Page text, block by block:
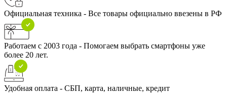
Официальная техника - Все товары официально ввезены в РФ
Работаем с 2003 года - Помогаем выбрать смартфоны уже
более 20 лет.
Удобная оплата - СБП, карта, наличные, кредит